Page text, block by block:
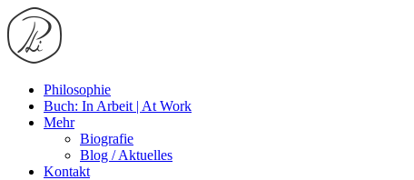
Philosophie
Buch: In Arbeit | At Work
Mehr
Biografie
Blog / Aktuelles
Kontakt